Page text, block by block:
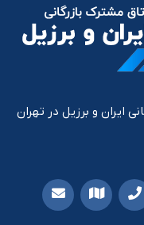
ایران و برزیل در تهران